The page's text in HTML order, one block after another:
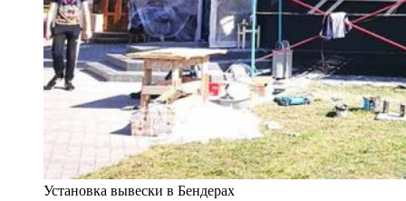
Установка вывески в Бендерах